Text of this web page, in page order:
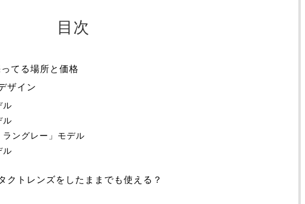
目次
てる場所と価格
ザイン
ル
ル
ラングレー」モデル
ル
クトレンズをしたままでも使える？